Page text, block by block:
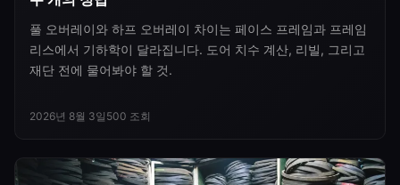
풀 오버레이와 하프 오버레이 차이는 페이스 프레임과 프레임
리스에서 기하학이 달라집니다. 도어 치수 계산, 리빌, 그리고
재단 전에 물어봐야 할 것.
2026년 8월 3일 500 조회